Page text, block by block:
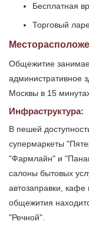
Бесплатная
Торговый
Общежитие
административное
Москвы в 15
Инфраструктура:
В пешей
супермаркеты
"Фармлайн" и
салоны бытовых
автозаправки,
общежития
"Речной".